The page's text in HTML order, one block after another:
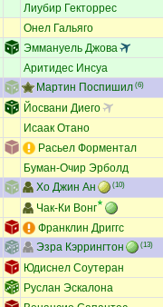
Лиубир Гекторрес
Онел Гальяго
Эммануель Джова
Аритидес Инсуа
Мартин Поспишил (6)
Йосвани Диего
Исаак Отано
Расьел Форментал
Буман-Очир Эрболд
Хо Джин Ан (10)
Чак-Ки Вонг
Франклин Дриггс
Эзра Кэррингтон (13)
Юдиснел Соутеран
Руслан Эскалона